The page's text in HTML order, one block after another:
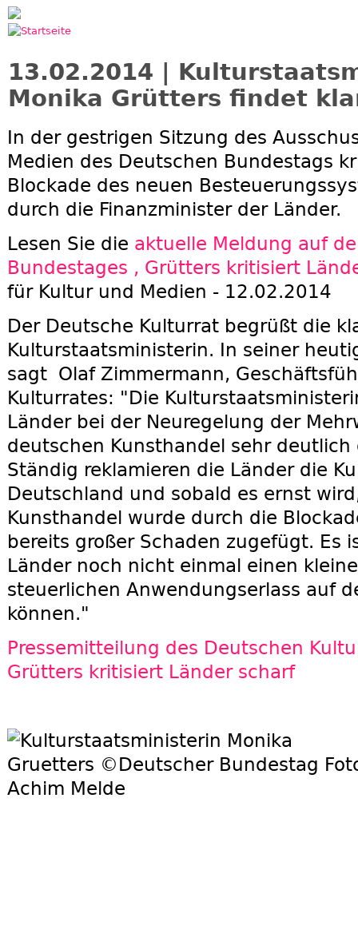
Jump to navigation
13.02.2014 |
Monika Grütters findet
In der gestrigen Sitzung des
Medien des Deutschen Bundestags
Blockade des neuen
durch die Finanzminister der Länder.
Lesen Sie die aktuelle Meldung auf
Bundestages , Grütters kritisiert
für Kultur und Medien - 12.02.2014
Der Deutsche Kulturrat begrüßt die
Kulturstaatsministerin. In seiner
sagt Olaf Zimmermann,
Kulturrates: "Die
Länder bei der Neuregelung der
deutschen Kunsthandel sehr
Ständig reklamieren die Länder die
Deutschland und sobald es ernst
Kunsthandel wurde durch die
bereits großer Schaden zugefügt. Es
Länder noch nicht einmal einen
steuerlichen Anwendungserlass auf
können."
Pressemitteilung des Deutschen
Grütters kritisiert Länder scharf